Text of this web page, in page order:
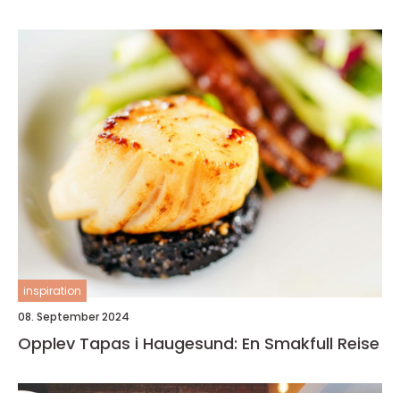
inspiration
08. September 2024
Opplev Tapas i Haugesund: En Smakfull Reise